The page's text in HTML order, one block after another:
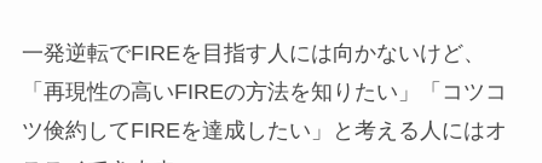
一発逆転でFIREを目指す人には向かないけど、
「再現性の高いFIREの方法を知りたい」「コツコ
ツ倹約してFIREを達成したい」と考える人にはオ